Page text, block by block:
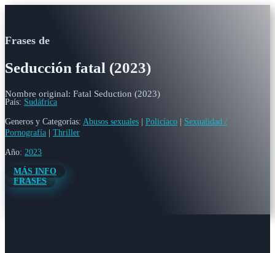
Frases de
Seducción fatal (2023)
Nombre original: Fatal Seduction (2023)
País: Sudáfrica
Generos y Categorías: Abusos sexuales Policíaco
Sexualidad /
Pornografía
Thriller
Año: 2023
MÁS INFO
FRASES